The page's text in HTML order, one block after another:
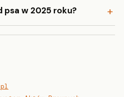
psa w 2025 roku?